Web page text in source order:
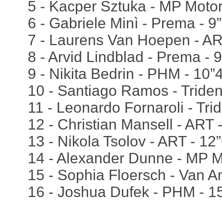
5 - Kacper Sztuka - MP
6 - Gabriele Minì - Prema -
7 - Laurens Van Hoepen -
8 - Arvid Lindblad - Prema -
9 - Nikita Bedrin - PHM -
10 - Santiago Ramos -
11 - Leonardo Fornaroli -
12 - Christian Mansell - ART
13 - Nikola Tsolov - ART -
14 - Alexander Dunne - MP
15 - Sophia Floersch - Van
16 - Joshua Dufek - PHM -